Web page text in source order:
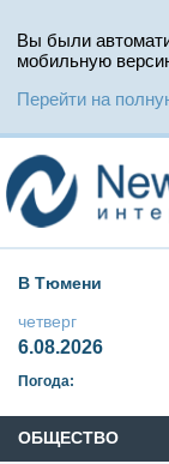
Вы были
мобильную
Перейти на
В Тюмени
четверг
6.08.2026
Погода:
ОБЩЕСТВО